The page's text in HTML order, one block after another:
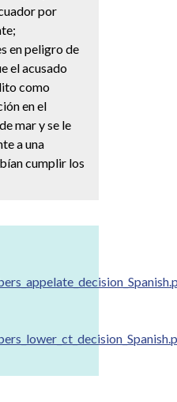
por
en peligro de
el acusado
como
en el
mar y se le
a una
cumplir los